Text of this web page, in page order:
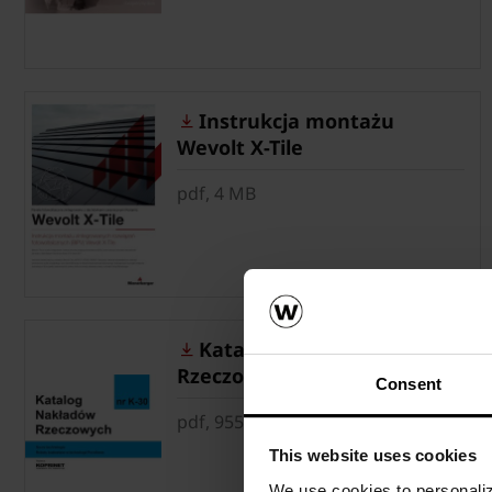
Consent
This website uses cookies
Instrukcja montażu
Wevolt X-Tile
pdf, 4 MB
Katalog Nakładów
Rzeczowych K-30
pdf, 955 KB